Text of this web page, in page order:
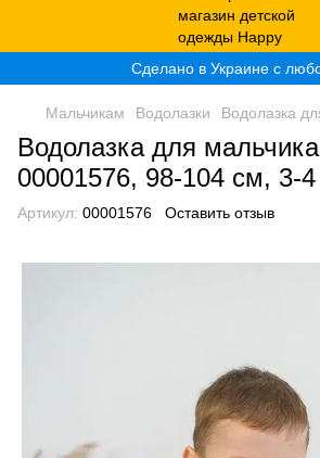
Сделано в Украине с
Мальчикам Водолазки Водолазка
Водолазка для
00001576, 98-104 см, 3-4
Артикул: 00001576 Оставить отзыв